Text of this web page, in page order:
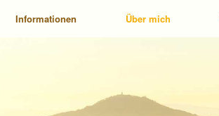
Informationen Über mich